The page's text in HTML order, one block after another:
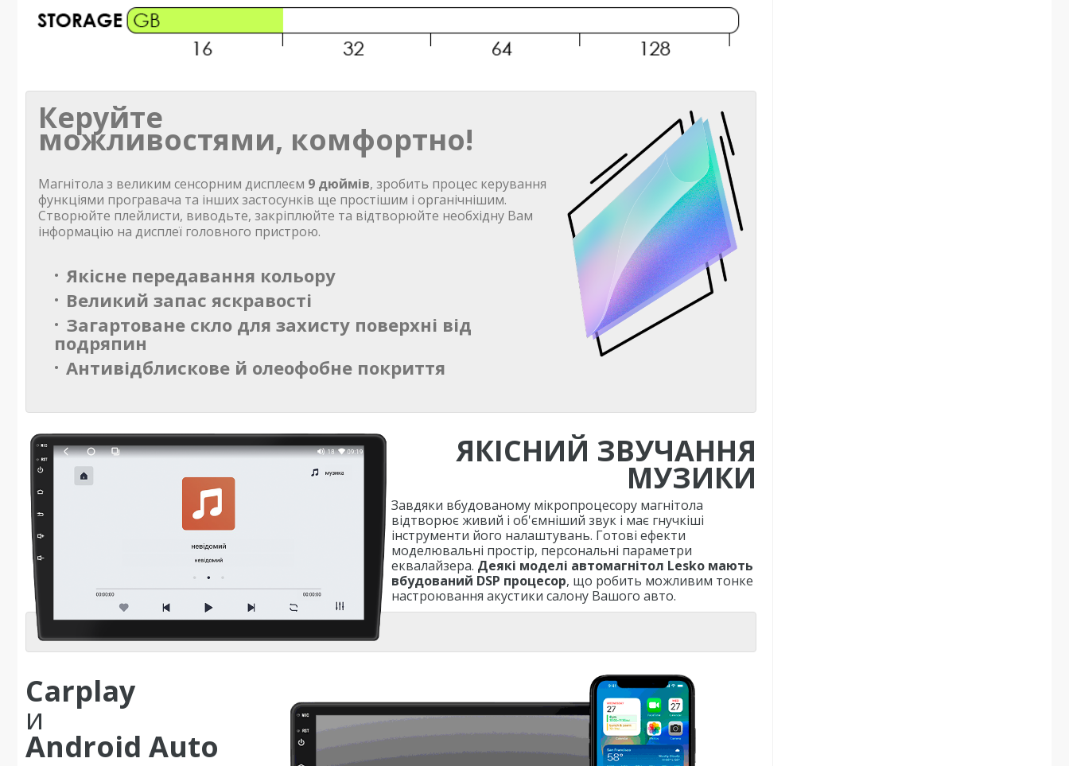
Керуйте
можливостями, комфортно!
Магнітола з великим сенсорним дисплеєм 9 дюймів, зробить процес керування
функціями програвача та інших застосунків ще простішим і органічнішим.
Створюйте плейлисти, виводьте, закріплюйте та відтворюйте необхідну Вам
інформацію на дисплеї головного пристрою.
Якісне передавання кольору
Великий запас яскравості
Загартоване скло для захисту поверхні від
подряпин
Антивідблискове й олеофобне покриття
ЯКІСНИЙ ЗВУЧАННЯ
МУЗИКИ
Завдяки вбудованому мікропроцесору магнітола
відтворює живий і об'ємніший звук і має гнучкіші
інструменти його налаштувань. Готові ефекти
моделювальні простір, персональні параметри
еквалайзера. Деякі моделі автомагнітол Lesko мають
вбудований DSP процесор, що робить можливим тонке
настроювання акустики салону Вашого авто.
Carplay
и
Android Auto